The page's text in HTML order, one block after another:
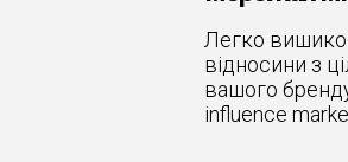
Легко
відносини з
вашого
influence